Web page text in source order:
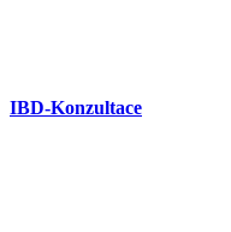
IBD-Konzultace